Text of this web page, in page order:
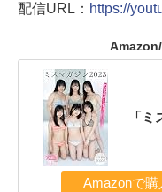
配信URL： https://
「
Amazonで購